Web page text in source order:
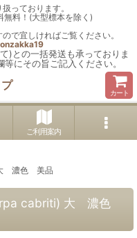
っております。
無料！(大型標本を除く)
で宜しければご覧ください。
)との一括発送も承っておりま
にその旨ご記入ください。
カート
ご利用案内
大 濃色 美品
cabriti) 大 濃色